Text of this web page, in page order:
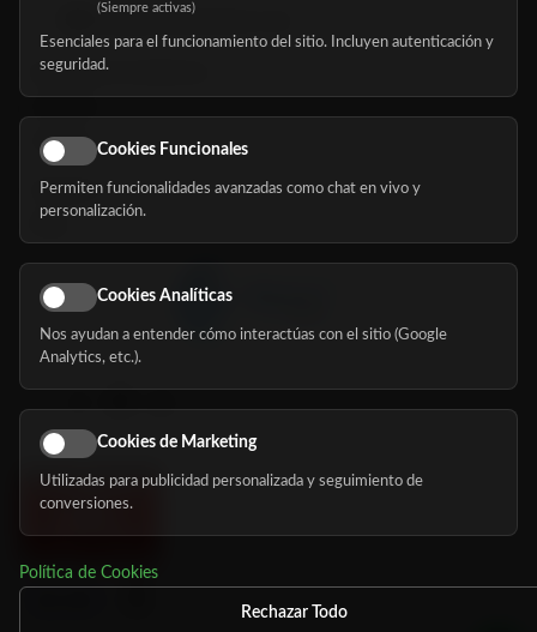
hola@mundomayor.com
Buscador de residencias
Eventos
Nosotros
Síguenos
(Siempre activas)
Esenciales para el funcionamiento del sitio. Incluyen autenticación y
seguridad.
Cookies Funcionales
Permiten funcionalidades avanzadas como chat en vivo y
personalización.
Cookies Analíticas
Nos ayudan a entender cómo interactúas con el sitio (Google
Analytics, etc.).
Cookies de Marketing
Utilizadas para publicidad personalizada y seguimiento de
conversiones.
Política de Cookies
Rechazar Todo